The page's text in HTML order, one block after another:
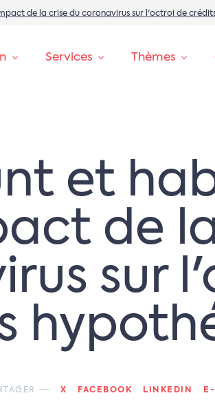
de la crise du coronavirus sur l'octroi de
Services Thèmes
et
de
sur
X FACEBOOK LINKEDIN